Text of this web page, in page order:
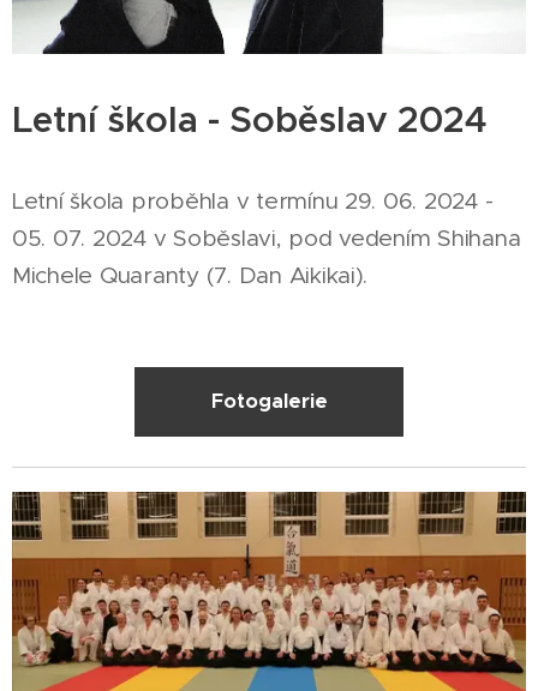
Letní škola - Soběslav 2024
Letní škola proběhla v termínu 29. 06. 2024 -
05. 07. 2024 v Soběslavi, pod vedením Shihana
Michele Quaranty (7. Dan Aikikai).
Fotogalerie